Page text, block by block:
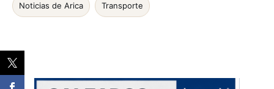
Noticias de Arica Transporte